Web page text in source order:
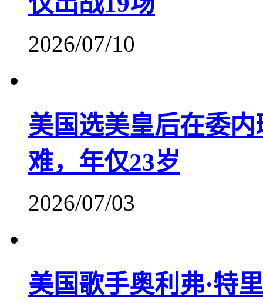
2026/07/10
美国选美皇后在委
难，年仅23岁
2026/07/03
美国歌手奥利弗·特